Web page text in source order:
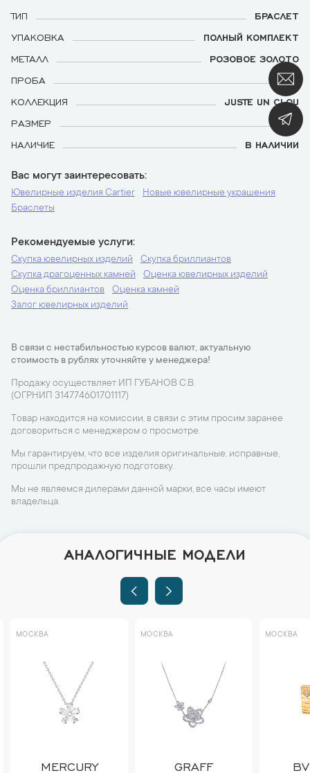
ТИП
БРАСЛЕТ
УПАКОВКА
ПОЛНЫЙ КОМПЛЕКТ
МЕТАЛЛ
РОЗОВОЕ ЗОЛОТО
ПРОБА
750
КОЛЛЕКЦИЯ
JUSTE UN CLOU
РАЗМЕР
19
НАЛИЧИЕ
В НАЛИЧИИ
Вас могут заинтересовать
Ювелирные изделия Cartier
Новые ювелирные украшения
Браслеты
Рекомендуемые услуги
Скупка ювелирных изделий
Скупка бриллиантов
Скупка драгоценных камней
Оценка ювелирных изделий
Оценка бриллиантов
Оценка камней
Залог ювелирных изделий
В связи с нестабильностью курсов валют, актуальную
стоимость в рублях уточняйте у менеджера!
Продажу осуществляет ИП ГУБАНОВ С.В.
(ОГРНИП 314774601701117)
Товар находится на комиссии, в связи с этим просим заранее
договориться с менеджером о просмотре.
Мы гарантируем, что все изделия оригинальные, исправные,
прошли предпродажную подготовку.
Мы не являемся дилерами данной марки, все часы имеют
владельца.
АНАЛОГИЧНЫЕ МОДЕЛИ
МОСКВА
MERCURY
МОСКВА
GRAFF
МОСКВА